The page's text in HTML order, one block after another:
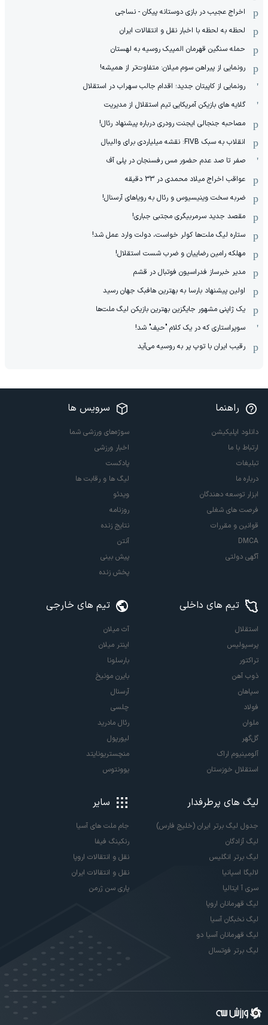
اخراج عجیب در بازی دوستانه پیکان - نساجی
لحظه به لحظه با اخبار نقل و انتقالات ایران
حمله سنگین قهرمان المپیک روسیه به لهستان
رونمایی از پیراهن سوم میلان: متفاوت‌تر از همیشه!
رونمایی از کاپیتان جدید؛ اقدام جالب سهراب در استقلال
گلایه های بازیکن آمریکایی تیم استقلال از مدیریت
مصاحبه جنجالی ایجنت رودری درباره پیشنهاد رئال!
انقلاب به سبک FIVB: نقشه میلیاردی برای والیبال
صفر تا صد عدم حضور مس رفسنجان در پلی آف
عواقب اخراج میلاد محمدی در 33 دقیقه
ضربه سخت وینیسیوس و رئال به رویاهای آرسنال!
مقصد جدید سرمربیگری مجتبی جباری!
ستاره لیگ ملت‌ها کولر خواست، دولت وارد عمل شد!
مهلکه رامین رضاییان و ضرب شست استقلال!
مدیر خبرساز فدراسیون فوتبال در قشم
اولین پیشنهاد بارسا به بهترین هافبک جهان رسید
یک ژاپنی مشهور جایگزین بهترین بازیکن لیگ ملت‌ها
سوپراستاری که در یک کلام "حیف" شد!
رقیب ایران با توپ پر به روسیه می‌آید
راهنما
دانلود اپلیکیشن
ارتباط با ما
تبلیغات
درباره ما
ابزار توسعه دهندگان
فرصت های شغلی
قوانین و مقررات
DMCA
آگهی دولتی
سرویس ها
سوژه‌های ورزشی شما
اخبار ورزشی
پادکست
لیگ ها و رقابت ها
ویدئو
روزنامه
نتایج زنده
آنتن
پیش بینی
پخش زنده
تیم های داخلی
استقلال
پرسپولیس
تراکتور
ذوب آهن
سپاهان
فولاد
ملوان
گل‌گهر
آلومینیوم اراک
استقلال خوزستان
تیم های خارجی
آث میلان
اینتر میلان
بارسلونا
بایرن مونیخ
آرسنال
چلسی
رئال مادرید
لیورپول
منچستریونایتد
یوونتوس
لیگ های پرطرفدار
جدول لیگ برتر ایران (خلیج فارس)
لیگ آزادگان
لیگ برتر انگلیس
لالیگا اسپانیا
سری آ ایتالیا
لیگ قهرمانان اروپا
لیگ نخبگان آسیا
لیگ قهرمانان آسیا دو
لیگ برتر فوتسال
سایر
جام ملت های آسیا
رنکینگ فیفا
نقل و انتقالات اروپا
نقل و انتقالات ایران
پاری سن ژرمن